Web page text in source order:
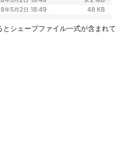
シェープファイル一式が含まれ